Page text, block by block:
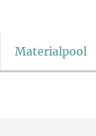
Materialpool